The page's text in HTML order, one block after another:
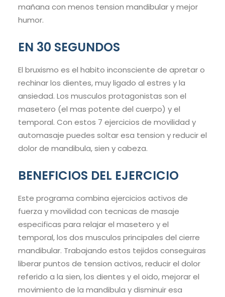
mañana con menos tension mandibular y mejor
humor.
EN 30 SEGUNDOS
El bruxismo es el habito inconsciente de apretar o
rechinar los dientes, muy ligado al estres y la
ansiedad. Los musculos protagonistas son el
masetero (el mas potente del cuerpo) y el
temporal. Con estos 7 ejercicios de movilidad y
automasaje puedes soltar esa tension y reducir el
dolor de mandibula, sien y cabeza.
BENEFICIOS DEL EJERCICIO
Este programa combina ejercicios activos de
fuerza y movilidad con tecnicas de masaje
especificas para relajar el masetero y el
temporal, los dos musculos principales del cierre
mandibular. Trabajando estos tejidos conseguiras
liberar puntos de tension activos, reducir el dolor
referido a la sien, los dientes y el oido, mejorar el
movimiento de la mandibula y disminuir esa